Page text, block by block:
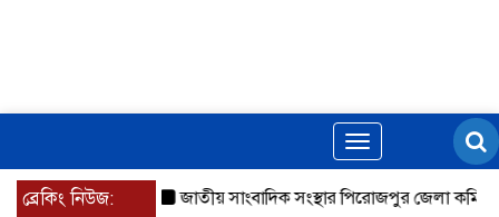
Toggle
navigation
ব্রেকিং নিউজ: জাতীয় সাংবাদিক সংস্থার পিরোজপুর জেলা কমিটি